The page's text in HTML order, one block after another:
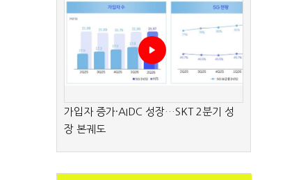
가입자 증가·AIDC 성장…SKT 2분기 성
장 본궤도